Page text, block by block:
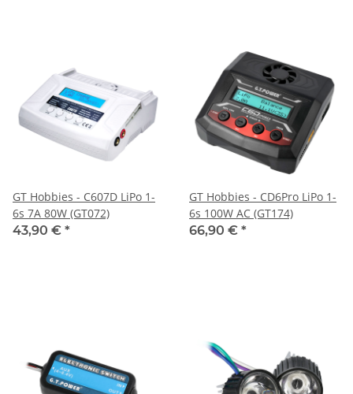
GT Hobbies - C607D LiPo 1-
6s 7A 80W (GT072)
43,90 € *
GT Hobbies - CD6Pro LiPo 1-
6s 100W AC (GT174)
66,90 € *